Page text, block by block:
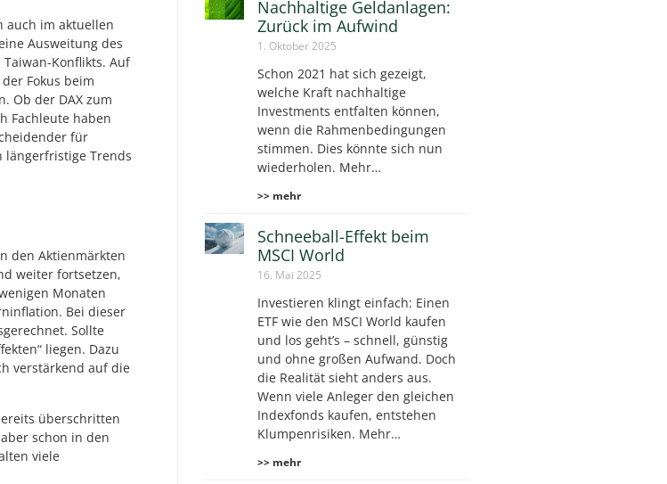
auch im aktuellen
Ausweitung des
Konflikts. Auf
Fokus beim
Ob der DAX zum
Fachleute haben
für
längerfristige Trends
den Aktienmärkten
weiter fortsetzen,
Monaten
Bei dieser
Sollte
liegen. Dazu
verstärkend auf die
überschritten
schon in den
viele
Nachhaltige Geldanlagen:
Zurück im Aufwind
1. Oktober 2025
Schon 2021 hat sich gezeigt,
welche Kraft nachhaltige
Investments entfalten können,
wenn die Rahmenbedingungen
stimmen. Dies könnte sich nun
wiederholen. Mehr…
>> mehr
Schneeball-Effekt beim
MSCI World
16. Mai 2025
Investieren klingt einfach: Einen
ETF wie den MSCI World kaufen
und los geht’s – schnell, günstig
und ohne großen Aufwand. Doch
die Realität sieht anders aus.
Wenn viele Anleger den gleichen
Indexfonds kaufen, entstehen
Klumpenrisiken. Mehr…
>> mehr